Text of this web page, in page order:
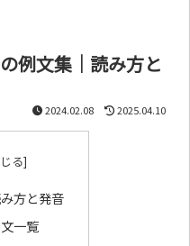
例文集｜読み方と
2024.02.08 2025.04.10
み方と発音
一覧